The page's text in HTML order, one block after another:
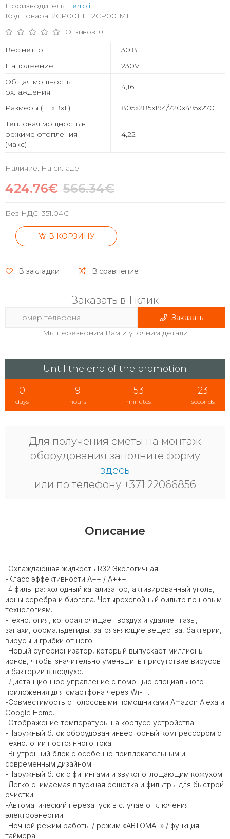
Производитель: Ferroli
Код товара: 2CP001IF+2CP001MF
Отзывов: 0
Вес нетто
30,8
Напряжение
230V
Общая мощность
охлаждения
4,16
Размеры (ШхВхГ)
805x285x194/720x495x270
Тепловая мощность в
режиме отопления
(макс)
4,22
Наличие: На складе
424.76€ 566.34€
Без НДС: 351.04€
В КОРЗИНУ
В закладки В сравнение
Заказать в 1 клик
Заказать
Мы перезвоним Вам и уточним детали
Until the end of the promotion
0
days
: 9
hours
: 53
minutes
: 22
seconds
Для получения сметы на монтаж
оборудования заполните форму
здесь
или по телефону +371 22066856
Описание
-Охлаждающая жидкость R32 Экологичная.
-Класс эффективности А++ / А+++.
-4 фильтра: холодный катализатор, активированный уголь,
ионы серебра и биогепа. Четырехслойный фильтр по новым
технологиям.
-технология, которая очищает воздух и удаляет газы,
запахи, формальдегиды, загрязняющие вещества, бактерии,
вирусы и грибки от него.
-Новый суперионизатор, который выпускает миллионы
ионов, чтобы значительно уменьшить присутствие вирусов
и бактерии в воздухе.
-Дистанционное управление с помощью специального
приложения для смартфона через Wi-Fi.
-Совместимость с голосовыми помощниками Amazon Alexa и
Google Home.
-Отображение температуры на корпусе устройства.
-Наружный блок оборудован инверторный компрессором с
технологии постоянного тока.
-Внутренний блок с особенно привлекательным и
современным дизайном.
-Наружный блок с фитингами и звукопоглощающим кожухом.
-Легко снимаемая впускная решетка и фильтры для быстрой
очистки.
-Автоматический перезапуск в случае отключения
электроэнергии.
-Ночной режим работы / режим «АВТОМАТ» / функция
таймера.